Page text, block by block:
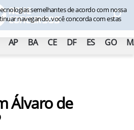
AP BA CE DF ES GO
Álvaro de
semelhantes de acordo com nossa
navegando, você concorda com estas